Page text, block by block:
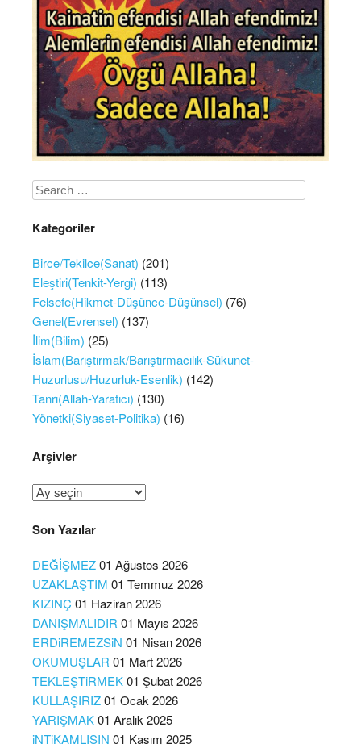
Search
Kategoriler
Birce/Tekilce(Sanat) (201)
Eleştiri(Tenkit-Yergi) (113)
Felsefe(Hikmet-Düşünce-Düşünsel) (76)
Genel(Evrensel) (137)
İlim(Bilim) (25)
İslam(Barıştırmak/Barıştırmacılık-Sükunet-
Huzurlusu/Huzurluk-Esenlik) (142)
Tanrı(Allah-Yaratıcı) (130)
Yönetki(Siyaset-Politika) (16)
Arşivler
Arşivler
Son Yazılar
DEĞİŞMEZ01 Ağustos 2026
UZAKLAŞTIM 01 Temmuz 2026
KIZINÇ 01 Haziran 2026
DANIŞMALIDIR 01 Mayıs 2026
ERDiREMEZSiN 01 Nisan 2026
OKUMUŞLAR 01 Mart 2026
TEKLEŞTiRMEK01 Şubat 2026
KULLAŞIRIZ01 Ocak 2026
YARIŞMAK01 Aralık 2025
iNTiKAMLISIN 01 Kasım 2025